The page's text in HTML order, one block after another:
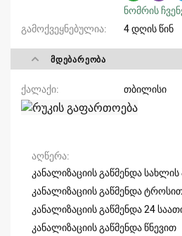
ნომრის
გამოქვეყნებულია
4 დღის წინ
ᲛᲓᲔᲑᲐᲠᲔᲝᲑᲐ
ქალაქი თბილისი
აღწერა
კანალიზაციის გაწმენდა
კანალიზაციის გაწმენდა
კანალიზაციის გაწმენდა 24
კანალიზაციის გაწმენდა წნევით